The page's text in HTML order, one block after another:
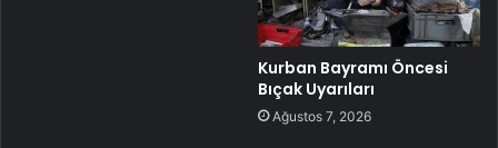
Kurban Bayramı Öncesi
Bıçak Uyarıları
Ağustos 7, 2026